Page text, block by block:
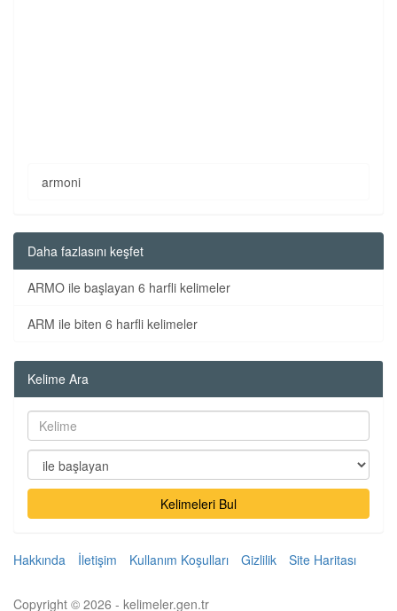
armoni
Daha fazlasını keşfet
ARMO ile başlayan 6 harfli kelimeler
ARM ile biten 6 harfli kelimeler
Kelime Ara
Kelimeleri Bul
Hakkında İletişim Kullanım Koşulları Gizlilik Site Haritası
Copyright © 2026 - kelimeler.gen.tr